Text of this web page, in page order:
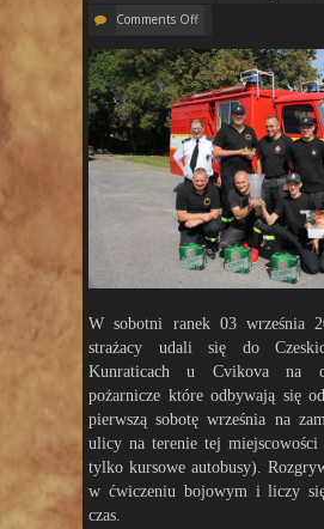
Comments Off
W sobotni ranek 03 września
strażacy udali się do
Kunraticach u Cvikova na
pożarnicze które odbywają się
pierwszą sobotę września na
ulicy na terenie tej miejscowości
tylko kursowe autobusy).
w ćwiczeniu bojowym i liczy
czas.